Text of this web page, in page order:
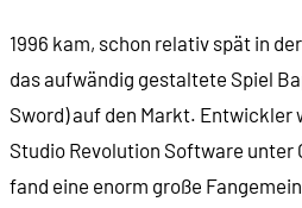
1996 kam, schon relativ spät in
das aufwändig gestaltete Spiel
Sword) auf den Markt. Entwickler
Studio Revolution Software unter
fand eine enorm große